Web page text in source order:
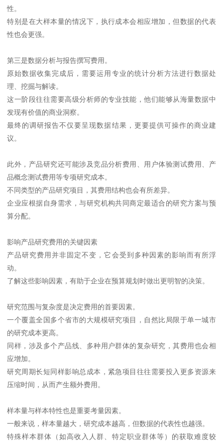
性。
特别是在大样本量的情况下，执行成本会相应增加，但数据的代表
性也会更强。
第三是数据分析与报告撰写费用。
原始数据收集完成后，需要运用专业的统计分析方法进行数据处
理、挖掘与解读。
这一阶段往往需要高级分析师的专业技能，他们能够从海量数据中
发现有价值的商业洞察。
最终的调研报告不仅要呈现数据结果，更要提供可操作的商业建
议。
此外，产品研究还可能涉及竞品分析费用、用户体验测试费用、产
品概念测试费用等专项研究成本。
不同类型的产品研究项目，其费用结构也会有所差异。
企业应根据自身需求，与研究机构共同商定最适合的研究方案与预
算分配。
影响产品研究费用的关键因素
产品研究费用并非固定不变，它会受到多种因素的影响而有所浮
动。
了解这些影响因素，有助于企业在预算规划时做出更明智的决策。
研究范围与复杂度是决定费用的首要因素。
一个覆盖全国多个省市的大规模研究项目，自然比局限于单一城市
的研究成本更高。
同样，涉及多个产品线、多种用户群体的复杂研究，其费用也会相
应增加。
研究周期长短同样影响总成本，紧急项目往往需要投入更多资源来
压缩时间，从而产生额外费用。
样本量与样本特性也是重要考量因素。
一般来说，样本量越大，研究成本越高，但数据的代表性也越强。
特殊样本群体（如高收入人群、特定职业群体等）的获取难度较